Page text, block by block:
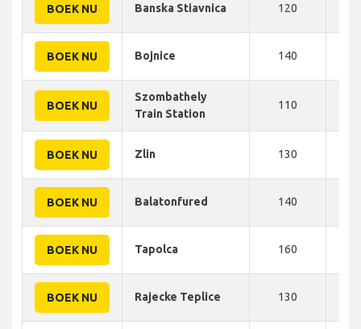
BOEK NU Banska Stiavnica 120
BOEK NU Bojnice 140
BOEK NU
Szombathely
Train Station
110
BOEK NU Zlin 130
BOEK NU Balatonfured 140
BOEK NU Tapolca 160
BOEK NU Rajecke Teplice 130